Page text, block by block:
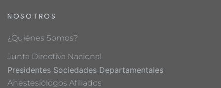
NOSOTROS
¿Quiénes Somos?
Junta Directiva Nacional
Presidentes Sociedades Departamentales
Anestesiólogos Afiliados